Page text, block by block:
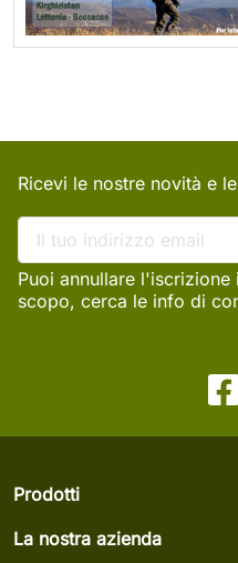
Ricevi le nostre novità e
Puoi annullare
scopo, cerca le info di
Prodotti
La nostra azienda